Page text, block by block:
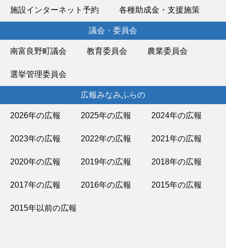
施設インターネット予約 各種助成金・支援施策
議会・委員会
南富良野町議会 教育委員会 農業委員会
選挙管理委員会
広報みなみふらの
2026年の広報 2025年の広報 2024年の広報
2023年の広報 2022年の広報 2021年の広報
2020年の広報 2019年の広報 2018年の広報
2017年の広報 2016年の広報 2015年の広報
2015年以前の広報